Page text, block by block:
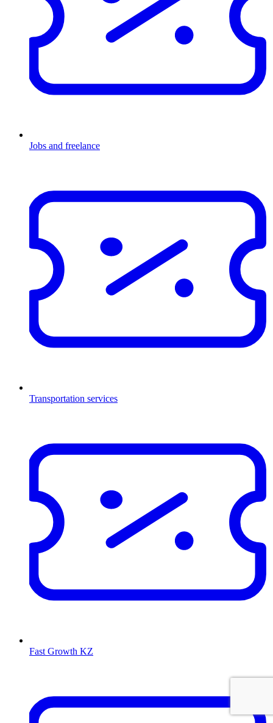
Jobs and freelance
Transportation services
Fast Growth KZ